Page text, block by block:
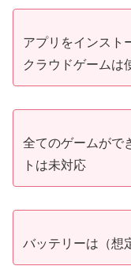
アプリをインスト
クラウドゲームは
全てのゲームがで
トは未対応
バッテリーは（想